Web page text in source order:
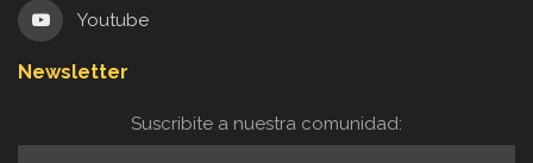
Youtube
Newsletter
Suscribite a nuestra comunidad: